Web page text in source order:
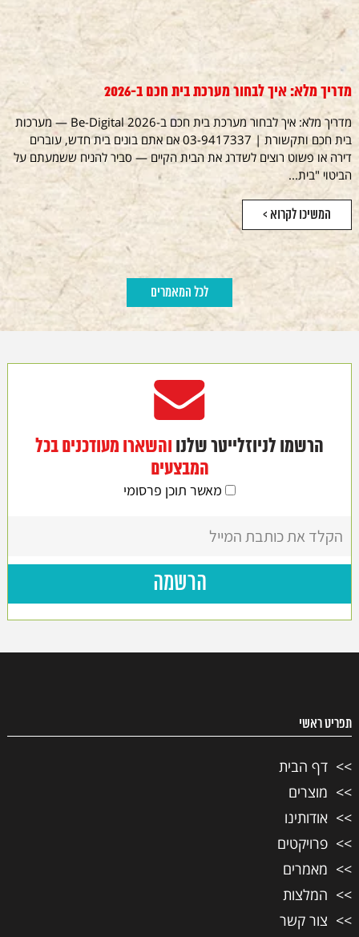
מדריך מלא: איך לבחור מערכת בית חכם ב-2026
מדריך מלא: איך לבחור מערכת בית חכם ב-2026 Be-Digital — מערכות
בית חכם ותקשורת | 03-9417337 אם אתם בונים בית חדש, עוברים
דירה או פשוט רוצים לשדרג את הבית הקיים — סביר להניח ששמעתם על
הביטוי "בית...
המשיכו לקרוא >
לכל המאמרים
הרשמו לניוזלייטר שלנו והשארו מעודכנים בכל
המבצעים
מאשר תוכן פרסומי
תפריט ראשי
דף הבית
מוצרים
אודותינו
פרויקטים
מאמרים
המלצות
צור קשר